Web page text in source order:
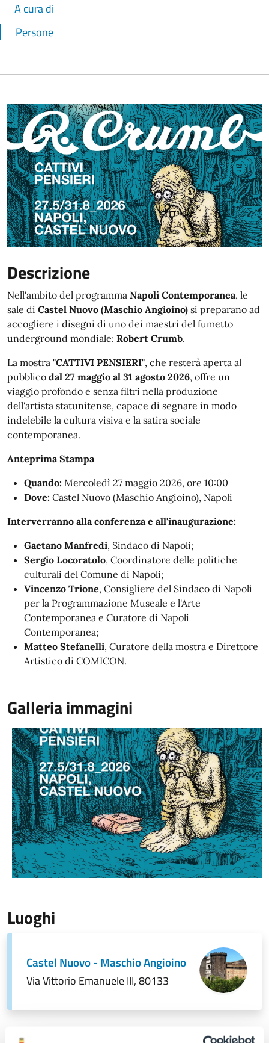
A cura di
Persone
Descrizione
Nell'ambito del programma Napoli Contemporanea, le
sale di Castel Nuovo (Maschio Angioino) si preparano ad
accogliere i disegni di uno dei maestri del fumetto
underground mondiale: Robert Crumb.
La mostra "CATTIVI PENSIERI", che resterà aperta al
pubblico dal 27 maggio al 31 agosto 2026, offre un
viaggio profondo e senza filtri nella produzione
dell'artista statunitense, capace di segnare in modo
indelebile la cultura visiva e la satira sociale
contemporanea.
Anteprima Stampa
Quando: Mercoledì 27 maggio 2026, ore 10:00
Dove: Castel Nuovo (Maschio Angioino), Napoli
Interverranno alla conferenza e all'inaugurazione:
Gaetano Manfredi, Sindaco di Napoli;
Sergio Locoratolo, Coordinatore delle politiche
culturali del Comune di Napoli;
Vincenzo Trione, Consigliere del Sindaco di Napoli
per la Programmazione Museale e l'Arte
Contemporanea e Curatore di Napoli
Contemporanea;
Matteo Stefanelli, Curatore della mostra e Direttore
Artistico di COMICON.
Galleria immagini
Luoghi
Castel Nuovo - Maschio Angioino
Via Vittorio Emanuele III, 80133